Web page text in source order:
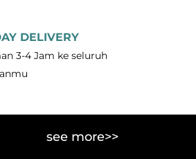
DELIVERY
3-4 Jam ke seluruh
see more>>